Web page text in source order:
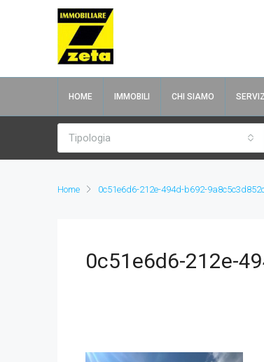
HOME IMMOBILI CHI SIAMO SERVIZI
Tipologia
Home 0c51e6d6-212e-494d-b692-
0c51e6d6-212e-